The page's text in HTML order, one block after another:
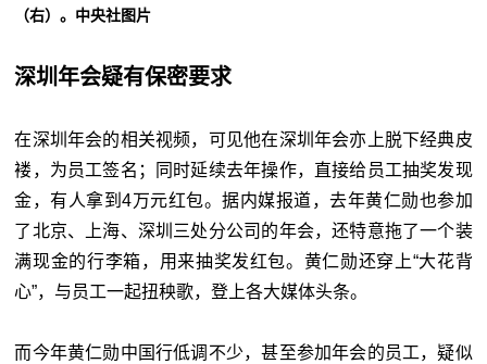
（右）。中央社图片
深圳年会疑有保密要求
在深圳年会的相关视频，可见他在深圳年会亦上脱下经典皮
褛，为员工签名；同时延续去年操作，直接给员工抽奖发现
金，有人拿到4万元红包。据内媒报道，去年黄仁勋也参加
了北京、上海、深圳三处分公司的年会，还特意拖了一个装
满现金的行李箱，用来抽奖发红包。黄仁勋还穿上“大花背
心”，与员工一起扭秧歌，登上各大媒体头条。
而今年黄仁勋中国行低调不少，甚至参加年会的员工，疑似